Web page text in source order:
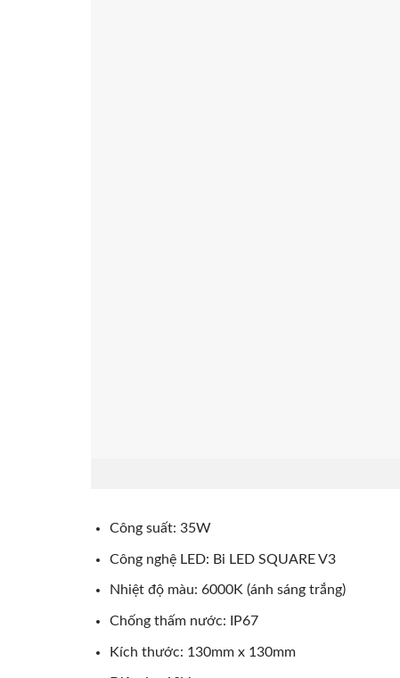
Công suất: 35W
Công nghệ LED: Bi LED SQUARE V3
Nhiệt độ màu: 6000K (ánh sáng trắng)
Chống thấm nước: IP67
Kích thước: 130mm x 130mm